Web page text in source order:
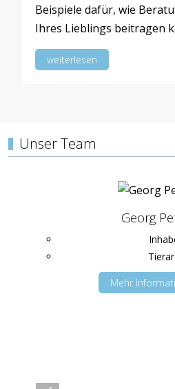
Beispiele dafür, wie
Ihres Lieblings beitragen
weiterlesen
Unser Team
Georg
Mehr